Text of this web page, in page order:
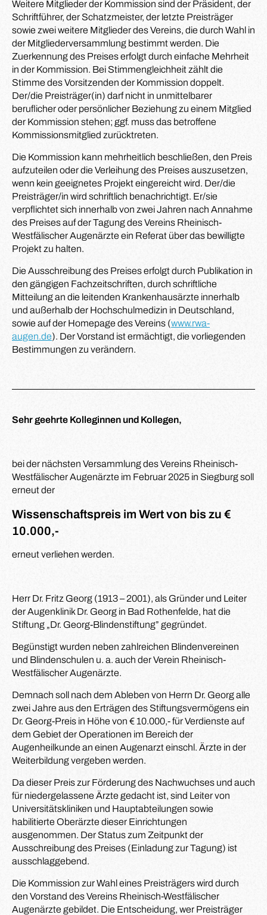
Weitere Mitglieder der Kommission sind der Präsident, der
Schriftführer, der Schatzmeister, der letzte Preisträger
sowie zwei weitere Mitglieder des Vereins, die durch Wahl in
der Mitgliederversammlung bestimmt werden. Die
Zuerkennung des Preises erfolgt durch einfache Mehrheit
in der Kommission. Bei Stimmengleichheit zählt die
Stimme des Vorsitzenden der Kommission doppelt.
Der/die Preisträger(in) darf nicht in unmittelbarer
beruflicher oder persönlicher Beziehung zu einem Mitglied
der Kommission stehen; ggf. muss das betroffene
Kommissionsmitglied zurücktreten.
Die Kommission kann mehrheitlich beschließen, den Preis
aufzuteilen oder die Verleihung des Preises auszusetzen,
wenn kein geeignetes Projekt eingereicht wird. Der/die
Preisträger/in wird schriftlich benachrichtigt. Er/sie
verpflichtet sich innerhalb von zwei Jahren nach Annahme
des Preises auf der Tagung des Vereins Rheinisch-
Westfälischer Augenärzte ein Referat über das bewilligte
Projekt zu halten.
Die Ausschreibung des Preises erfolgt durch Publikation in
den gängigen Fachzeitschriften, durch schriftliche
Mitteilung an die leitenden Krankenhausärzte innerhalb
und außerhalb der Hochschulmedizin in Deutschland,
sowie auf der Homepage des Vereins (www.rwa-
augen.de). Der Vorstand ist ermächtigt, die vorliegenden
Bestimmungen zu verändern.
Sehr geehrte Kolleginnen und Kollegen,
bei der nächsten Versammlung des Vereins Rheinisch-
Westfälischer Augenärzte im Februar 2025 in Siegburg soll
erneut der
Wissenschaftspreis im Wert von bis zu €
10.000,-
erneut verliehen werden.
Herr Dr. Fritz Georg (1913 – 2001), als Gründer und Leiter
der Augenklinik Dr. Georg in Bad Rothenfelde, hat die
Stiftung „Dr. Georg-Blindenstiftung” gegründet.
Begünstigt wurden neben zahlreichen Blindenvereinen
und Blindenschulen u. a. auch der Verein Rheinisch-
Westfälischer Augenärzte.
Demnach soll nach dem Ableben von Herrn Dr. Georg alle
zwei Jahre aus den Erträgen des Stiftungsvermögens ein
Dr. Georg-Preis in Höhe von € 10.000,- für Verdienste auf
dem Gebiet der Operationen im Bereich der
Augenheilkunde an einen Augenarzt einschl. Ärzte in der
Weiterbildung vergeben werden.
Da dieser Preis zur Förderung des Nachwuchses und auch
für niedergelassene Ärzte gedacht ist, sind Leiter von
Universitätskliniken und Hauptabteilungen sowie
habilitierte Oberärzte dieser Einrichtungen
ausgenommen. Der Status zum Zeitpunkt der
Ausschreibung des Preises (Einladung zur Tagung) ist
ausschlaggebend.
Die Kommission zur Wahl eines Preisträgers wird durch
den Vorstand des Vereins Rheinisch-Westfälischer
Augenärzte gebildet. Die Entscheidung, wer Preisträger